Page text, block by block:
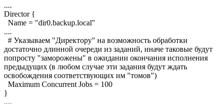
....
Director {
Name = "dir0.backup.local"
....
# Указываем "Директору" на возможность обработки
достаточно длинной очереди из заданий, иначе таковые будут
попросту "заморожены" в ожидании окончания исполнения
предыдущих (в любом случае эти задания будут ждать
освобождения соответствующих им "томов")
Maximum Concurrent Jobs = 100
}
....